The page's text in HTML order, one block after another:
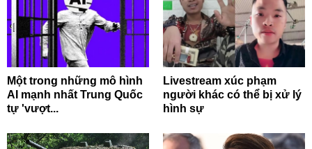
Một trong những mô hình
AI mạnh nhất Trung Quốc
tự 'vượt...
Livestream xúc phạm
người khác có thể bị xử lý
hình sự